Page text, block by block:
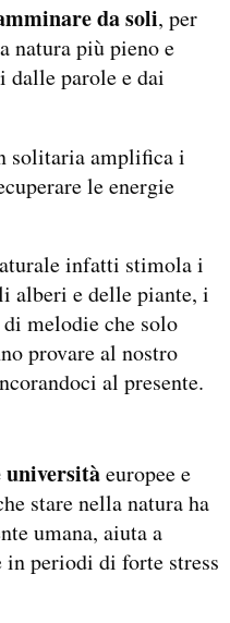
da soli, per
natura più pieno e
dalle parole e dai
solitaria amplifica i
le energie
infatti stimola i
alberi e delle piante, i
melodie che solo
provare al nostro
al presente.
universitàeuropee e
stare nella natura ha
umana, aiuta a
periodi di forte stress